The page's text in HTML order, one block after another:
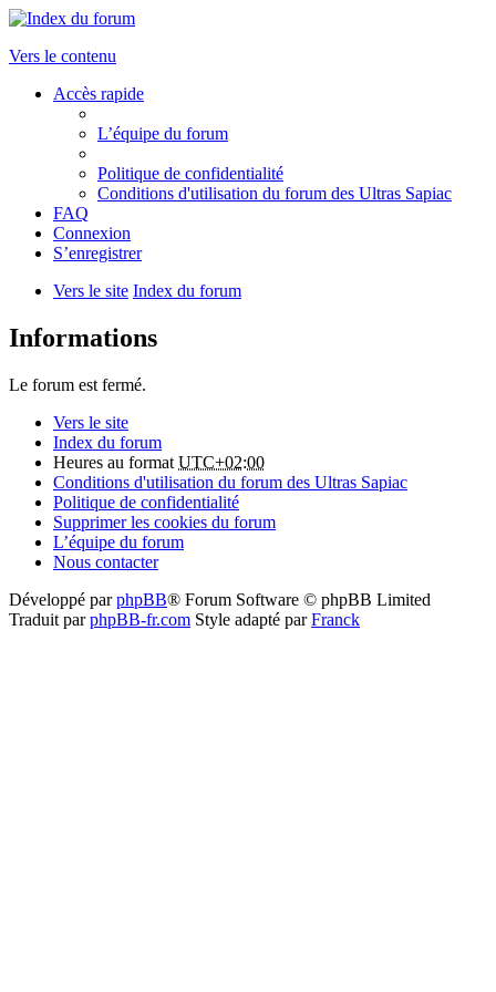
Vers le contenu
Accès rapide
L’équipe du forum
Politique de confidentialité
Conditions d'utilisation du forum des Ultras Sapiac
FAQ
Connexion
S’enregistrer
Vers le site Index du forum
Informations
Le forum est fermé.
Vers le site
Index du forum
Heures au format UTC+02:00
Conditions d'utilisation du forum des Ultras Sapiac
Politique de confidentialité
Supprimer les cookies du forum
L’équipe du forum
Nous contacter
Développé parphpBB® Forum Software © phpBB Limited
Traduit parphpBB-fr.com Style adapté parFranck